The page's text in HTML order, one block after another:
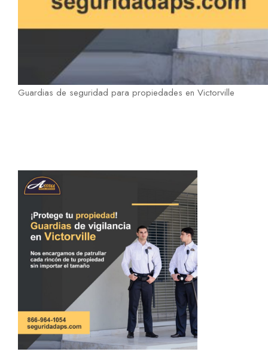
Guardias de seguridad para propiedades en Victorville